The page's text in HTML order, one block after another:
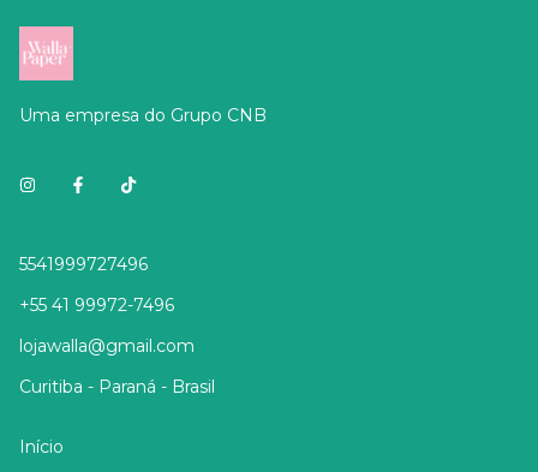
Uma empresa do Grupo CNB
5541999727496
+55 41 99972-7496
lojawalla@gmail.com
Curitiba - Paraná - Brasil
Início